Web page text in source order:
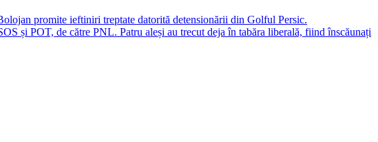
promite ieftiniri treptate datorită detensionării din Golful Persic.
și POT, de către PNL. Patru aleși au trecut deja în tabăra liberală, fiind înscăunați